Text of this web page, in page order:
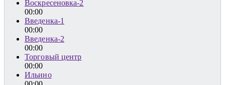
Воскресеновка-2
00:00
Введенка-1
00:00
Введенка-2
00:00
Торговый центр
00:00
Ильино